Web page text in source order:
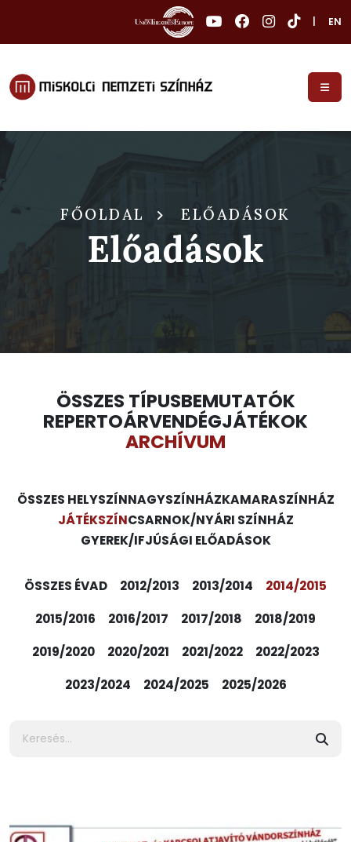
EN
FŐOLDAL ELŐADÁSOK
Előadások
ÖSSZES TÍPUSBEMUTATÓK
REPERTOÁRVENDÉGJÁTÉKOK
ARCHÍVUM
ÖSSZES HELYSZÍNNAGYSZÍNHÁZKAMARASZÍNHÁZ
JÁTÉKSZÍNCSARNOK/NYÁRI SZÍNHÁZ
GYEREK/IFJÚSÁGI ELŐADÁSOK
ÖSSZES ÉVAD 2012/2013 2013/2014
2014/2015
2015/2016
2016/2017 2017/2018
2018/2019
2019/2020
2020/2021 2021/2022
2022/2023
2023/2024
2024/2025 2025/2026